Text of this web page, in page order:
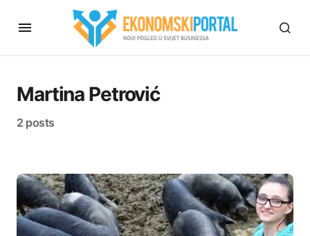
Martina Petrović
2 posts